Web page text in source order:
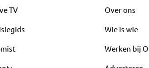
TV Over ons
Wie is wie
Werken bij